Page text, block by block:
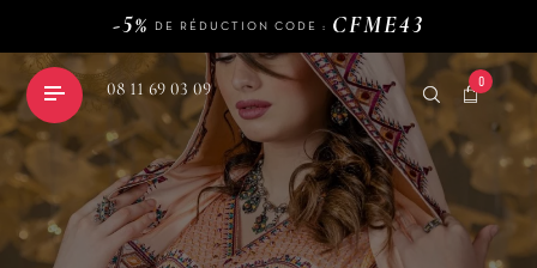
-5%
DE RÉDUCTION CODE : CFME43
120€
-5% DE RÉDUCTION CODE :CFME43
08 11 69 03 09 shopping_cart
0